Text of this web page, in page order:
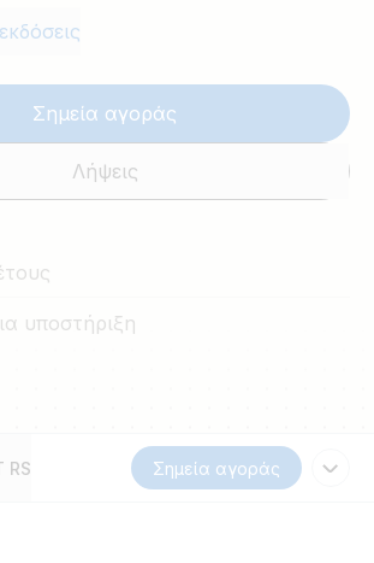
Σημεία αγοράς
Λήψεις
υποστήριξη
RS Σημεία αγοράς